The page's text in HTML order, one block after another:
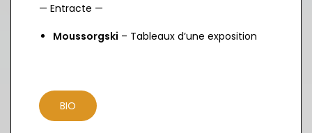
— Entracte —
Moussorgski – Tableaux d’une exposition
BIO